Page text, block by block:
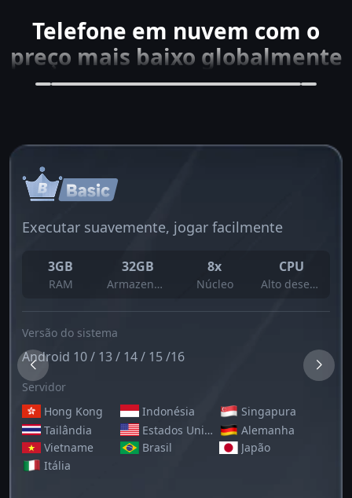
Telefone em nuvem com o
preço mais baixo globalmente
Executar suavemente, jogar facilmente
3GB
RAM
32GB
Armazenamento
8x
Núcleo
CPU
Alto desempenho
Versão do sistema
Android 10 / 13 / 14 / 15 /16
Servidor
Hong Kong
Indonésia
Singapura
Tailândia
Estados Unidos
Alemanha
Vietname
Brasil
Japão
Itália